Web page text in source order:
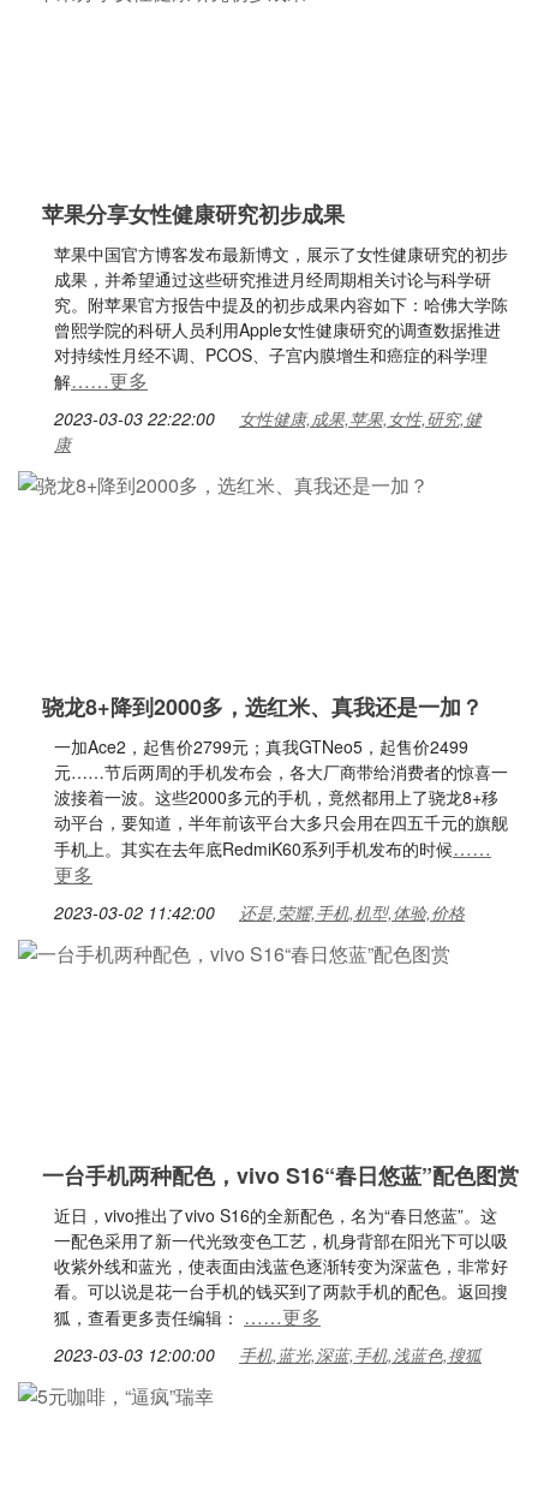
苹果分享女性健康研究初步成果
苹果中国官方博客发布最新博文，展示了女性健康研究的初步
成果，并希望通过这些研究推进月经周期相关讨论与科学研
究。附苹果官方报告中提及的初步成果内容如下：哈佛大学陈
曾熙学院的科研人员利用Apple女性健康研究的调查数据推进
对持续性月经不调、PCOS、子宫内膜增生和癌症的科学理
解……更多
2023-03-03 22:22:00
女性健康,成果,苹果,女性,研究,健
康
骁龙8+降到2000多，选红米、真我还是一加？
一加Ace2，起售价2799元；真我GTNeo5，起售价2499
元……节后两周的手机发布会，各大厂商带给消费者的惊喜一
波接着一波。这些2000多元的手机，竟然都用上了骁龙8+移
动平台，要知道，半年前该平台大多只会用在四五千元的旗舰
手机上。其实在去年底RedmiK60系列手机发布的时候……
更多
2023-03-02 11:42:00 还是,荣耀,手机,机型,体验,价格
一台手机两种配色，vivo S16“春日悠蓝”配色图赏
近日，vivo推出了vivo S16的全新配色，名为“春日悠蓝”。这
一配色采用了新一代光致变色工艺，机身背部在阳光下可以吸
收紫外线和蓝光，使表面由浅蓝色逐渐转变为深蓝色，非常好
看。可以说是花一台手机的钱买到了两款手机的配色。返回搜
狐，查看更多责任编辑： ……更多
2023-03-03 12:00:00 手机,蓝光,深蓝,手机,浅蓝色,搜狐